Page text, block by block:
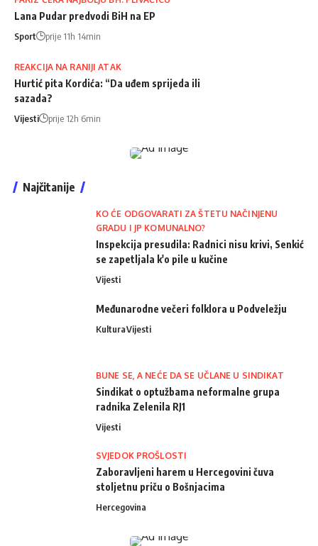
Lana Pudar predvodi BiH na EP
Sport prije 11h 14min
REAKCIJA NA RANIJI ATAK
Hurtić pita Kordića: “Da uđem sprijeda ili
sazada?
Vijesti prije 12h 6min
Najčitanije
KO ĆE ODGOVARATI ZA ŠTETU NAČINJENU
GRADU I JP KOMUNALNO?
Inspekcija presudila: Radnici nisu krivi, Senkić
se zapetljala k'o pile u kučine
Vijesti
Međunarodne večeri folklora u Podveležju
KulturaVijesti
BUNE SE, A NEĆE DA SE UČLANE U SINDIKAT
Sindikat o optužbama neformalne grupa
radnika Zelenila RJ1
Vijesti
SVJEDOK PROŠLOSTI
Zaboravljeni harem u Hercegovini čuva
stoljetnu priču o Bošnjacima
Hercegovina